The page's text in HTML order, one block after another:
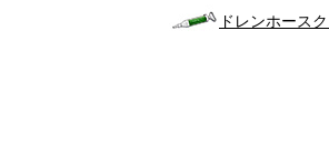
ドレンホース